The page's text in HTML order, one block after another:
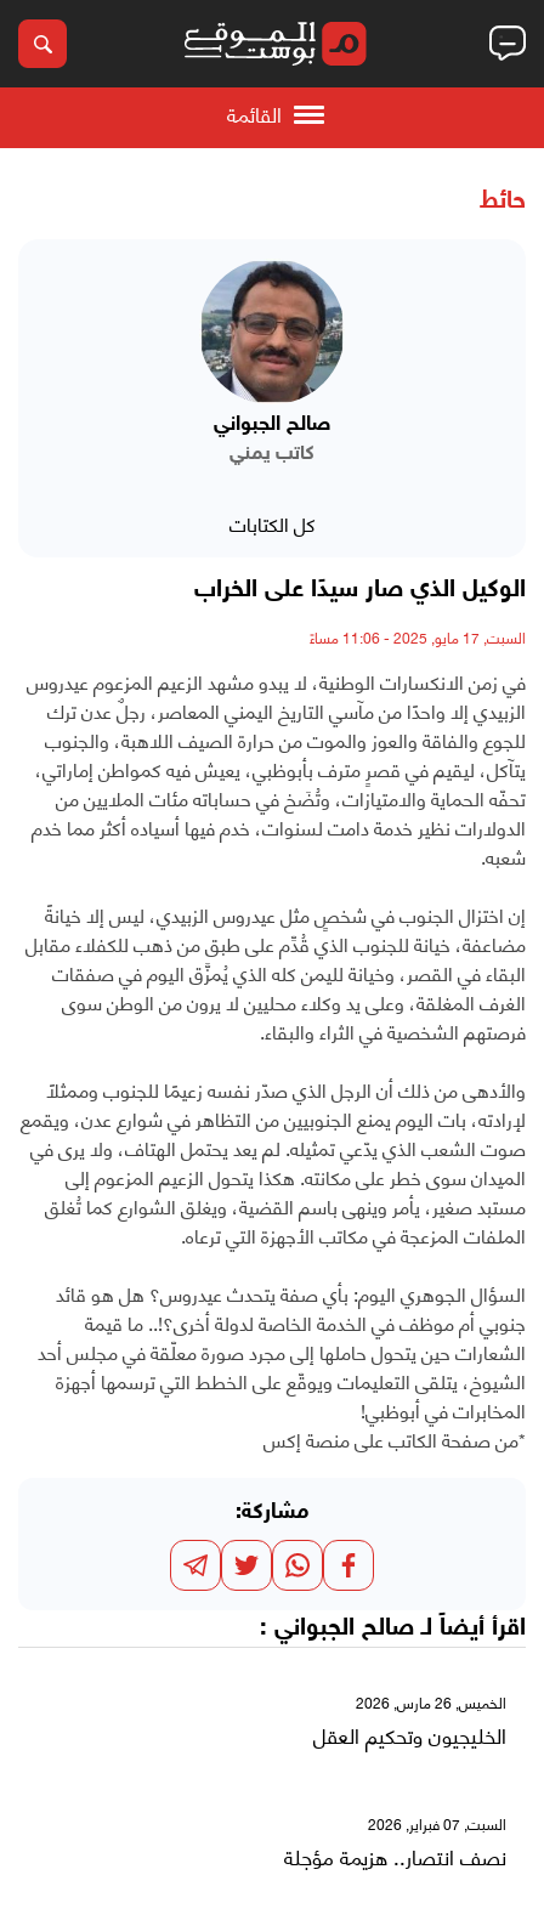
القائمة
حائط
صالح الجبواني
كاتب يمني
كل الكتابات
الوكيل الذي صار سيدًا على الخراب
السبت, 17 مايو, 2025 - 11:06 مساءً
في زمن الانكسارات الوطنية، لا يبدو مشهد الزعيم المزعوم عيدروس
الزبيدي إلا واحدًا من مآسي التاريخ اليمني المعاصر، رجلٌ عدن ترك
للجوع والفاقة والعوز والموت من حرارة الصيف اللاهبة، والجنوب
يتآكل، ليقيم في قصرٍ مترف بأبوظبي، يعيش فيه كمواطن إماراتي،
تحفّه الحماية والامتيازات، وتُضَخ في حساباته مئات الملايين من
الدولارات نظير خدمة دامت لسنوات، خدم فيها أسياده أكثر مما خدم
شعبه.
إن اختزال الجنوب في شخصٍ مثل عيدروس الزبيدي، ليس إلا خيانةً
مضاعفة، خيانة للجنوب الذي قُدِّم على طبق من ذهب للكفلاء مقابل
البقاء في القصر، وخيانة لليمن كله الذي يُمزَّق اليوم في صفقات
الغرف المغلقة، وعلى يد وكلاء محليين لا يرون من الوطن سوى
فرصتهم الشخصية في الثراء والبقاء.
والأدهى من ذلك أن الرجل الذي صدّر نفسه زعيمًا للجنوب وممثلًا
لإرادته، بات اليوم يمنع الجنوبيين من التظاهر في شوارع عدن، ويقمع
صوت الشعب الذي يدّعي تمثيله. لم يعد يحتمل الهتاف، ولا يرى في
الميدان سوى خطر على مكانته. هكذا يتحول الزعيم المزعوم إلى
مستبد صغير، يأمر وينهى باسم القضية، ويغلق الشوارع كما تُغلق
الملفات المزعجة في مكاتب الأجهزة التي ترعاه.
السؤال الجوهري اليوم: بأي صفة يتحدث عيدروس؟ هل هو قائد
جنوبي أم موظف في الخدمة الخاصة لدولة أخرى؟!.. ما قيمة
الشعارات حين يتحول حاملها إلى مجرد صورة معلّقة في مجلس أحد
الشيوخ، يتلقى التعليمات ويوقّع على الخطط التي ترسمها أجهزة
المخابرات في أبوظبي!
*من صفحة الكاتب على منصة إكس
مشاركة:
اقرأ أيضاً لـ صالح الجبواني :
الخميس, 26 مارس, 2026
الخليجيون وتحكيم العقل
السبت, 07 فبراير, 2026
نصف انتصار.. هزيمة مؤجلة